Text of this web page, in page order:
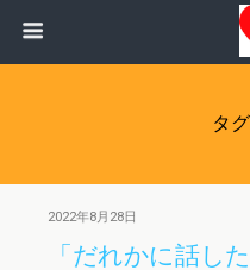
タ
2022年8月28日
「だれかに話し